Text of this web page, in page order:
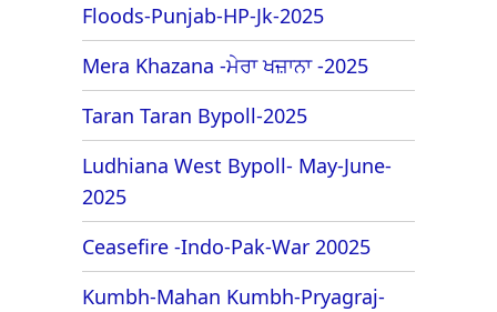
Floods-Punjab-HP-Jk-2025
Mera Khazana -ਮੇਰਾ ਖਜ਼ਾਨਾ -2025
Taran Taran Bypoll-2025
Ludhiana West Bypoll- May-June-
2025
Ceasefire -Indo-Pak-War 20025
Kumbh-Mahan Kumbh-Pryagraj-